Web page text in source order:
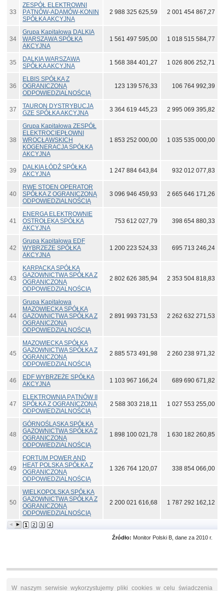
33
ZESPÓŁ ELEKTROWNI
PĄTNÓW-ADAMÓW-KONIN
SPÓŁKA AKCYJNA
2 988 325 625,59 2 001 454 867,27
34
Grupa Kapitałowa DALKIA
WARSZAWA SPÓŁKA
AKCYJNA
1 561 497 595,00 1 018 515 584,77
35
DALKIA WARSZAWA
SPÓŁKA AKCYJNA
1 568 384 401,27 1 026 806 252,71
36
ELBIS SPÓŁKA Z
OGRANICZONĄ
ODPOWIEDZIALNOŚCIĄ
123 139 576,33 106 764 992,39
37
TAURON DYSTRYBUCJA
GZE SPÓŁKA AKCYJNA
3 364 619 445,23 2 995 069 395,82
38
Grupa Kapitałowa ZESPÓŁ
ELEKTROCIEPŁOWNI
WROCŁAWSKICH
KOGENERACJA SPÓŁKA
AKCYJNA
1 853 252 000,00 1 035 535 000,00
39
DALKIA ŁÓDŹ SPÓŁKA
AKCYJNA
1 247 884 643,84 932 012 077,83
40
RWE STOEN OPERATOR
SPÓŁKA Z OGRANICZONĄ
ODPOWIEDZIALNOŚCIĄ
3 096 946 459,93 2 665 646 171,26
41
ENERGA ELEKTROWNIE
OSTROŁĘKA SPÓŁKA
AKCYJNA
753 612 027,79 398 654 880,33
42
Grupa Kapitałowa EDF
WYBRZEŻE SPÓŁKA
AKCYJNA
1 200 223 524,33 695 713 246,24
43
KARPACKA SPÓŁKA
GAZOWNICTWA SPÓŁKA Z
OGRANICZONĄ
ODPOWIEDZIALNOŚCIĄ
2 802 626 385,94 2 353 504 818,83
44
Grupa Kapitałowa
MAZOWIECKA SPÓŁKA
GAZOWNICTWA SPÓŁKA Z
OGRANICZONĄ
ODPOWIEDZIALNOŚCIĄ
2 891 993 731,53 2 262 632 271,53
45
MAZOWIECKA SPÓŁKA
GAZOWNICTWA SPÓŁKA Z
OGRANICZONĄ
ODPOWIEDZIALNOŚCIĄ
2 885 573 491,98 2 260 238 971,32
46
EDF WYBRZEŻE SPÓŁKA
AKCYJNA
1 103 967 166,24 689 690 671,82
47
ELEKTROWNIA PĄTNÓW II
SPÓŁKA Z OGRANICZONĄ
ODPOWIEDZIALNOŚCIĄ
2 588 303 218,11 1 027 553 255,00
48
GÓRNOŚLĄSKA SPÓŁKA
GAZOWNICTWA SPÓŁKA Z
OGRANICZONĄ
ODPOWIEDZIALNOŚCIĄ
1 898 100 021,78 1 630 182 260,85
49
FORTUM POWER AND
HEAT POLSKA SPÓŁKA Z
OGRANICZONĄ
ODPOWIEDZIALNOŚCIĄ
1 326 764 120,07 338 854 066,00
50
WIELKOPOLSKA SPÓŁKA
GAZOWNICTWA SPÓŁKA Z
OGRANICZONĄ
ODPOWIEDZIALNOŚCIĄ
2 200 021 616,68 1 787 292 162,12
1 2 3 4
Źródło: Monitor Polski B, dane za 2010 r.
W naszym serwisie wykorzystujemy pliki cookies w celu świadczenia